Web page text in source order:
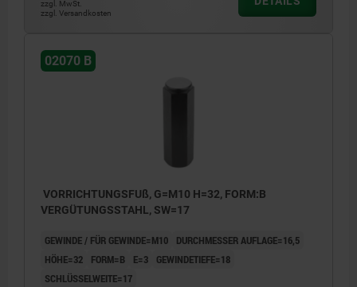
zzgl. MwSt.
zzgl. Versandkosten
02070 B
VORRICHTUNGSFUß, G=M10 H=32, FORM:B
VERGÜTUNGSSTAHL, SW=17
GEWINDE / FÜR GEWINDE=M10
DURCHMESSER AUFLAGE=16,5
HÖHE=32
FORM=B E=3
GEWINDETIEFE=18
SCHLÜSSELWEITE=17